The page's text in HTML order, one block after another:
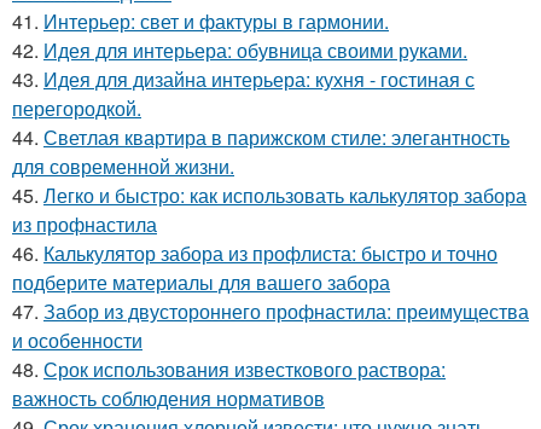
41. Интерьер: свет и фактуры в гармонии.
42. Идея для интерьера: обувница своими руками.
43. Идея для дизайна интерьера: кухня - гостиная с
перегородкой.
44. Светлая квартира в парижском стиле: элегантность
для современной жизни.
45. Легко и быстро: как использовать калькулятор забора
из профнастила
46. Калькулятор забора из профлиста: быстро и точно
подберите материалы для вашего забора
47. Забор из двустороннего профнастила: преимущества
и особенности
48. Срок использования известкового раствора:
важность соблюдения нормативов